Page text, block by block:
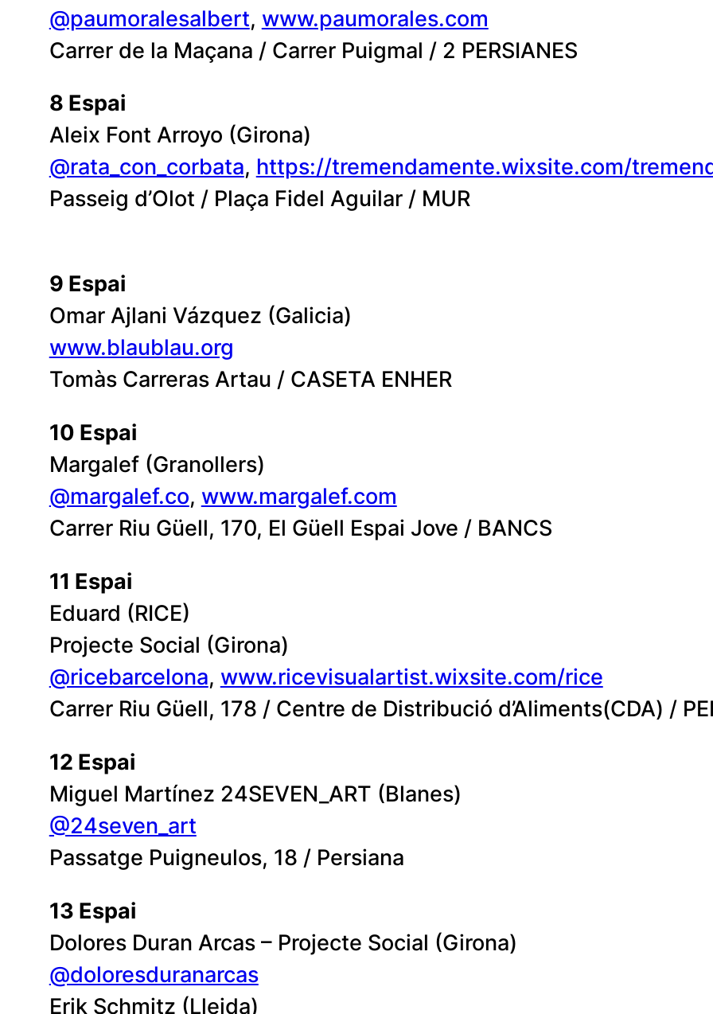
@paumoralesalbert, www.paumorales.com
Carrer de la Maçana / Carrer Puigmal / 2 PERSIANES
8 Espai
Aleix Font Arroyo (Girona)
@rata_con_corbata, https://tremendamente.wixsite.com/
Passeig d’Olot / Plaça Fidel Aguilar / MUR
9 Espai
Omar Ajlani Vázquez (Galicia)
www.blaublau.org
Tomàs Carreras Artau / CASETA ENHER
10 Espai
Margalef (Granollers)
@margalef.co, www.margalef.com
Carrer Riu Güell, 170, El Güell Espai Jove / BANCS
11 Espai
Eduard (RICE)
Projecte Social (Girona)
@ricebarcelona, www.ricevisualartist.wixsite.com/rice
Carrer Riu Güell, 178 / Centre de Distribució d’Aliments(CDA) /
12 Espai
Miguel Martínez 24SEVEN_ART (Blanes)
@24seven_art
Passatge Puigneulos, 18 / Persiana
13 Espai
Dolores Duran Arcas – Projecte Social (Girona)
@doloresduranarcas
Erik Schmitz (Lleida)